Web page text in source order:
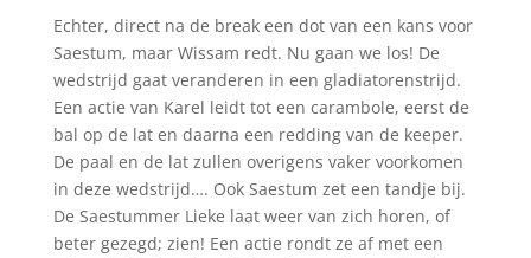
Echter, direct na de break een dot van een kans voor
Saestum, maar Wissam redt. Nu gaan we los! De
wedstrijd gaat veranderen in een gladiatorenstrijd.
Een actie van Karel leidt tot een carambole, eerst de
bal op de lat en daarna een redding van de keeper.
De paal en de lat zullen overigens vaker voorkomen
in deze wedstrijd…. Ook Saestum zet een tandje bij.
De Saestummer Lieke laat weer van zich horen, of
beter gezegd; zien! Een actie rondt ze af met een